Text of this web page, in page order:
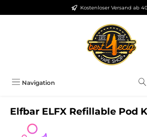
Zum Hauptinhalt springenKostenloser Versand ab
Navigation
Elfbar ELFX Refillable Pod